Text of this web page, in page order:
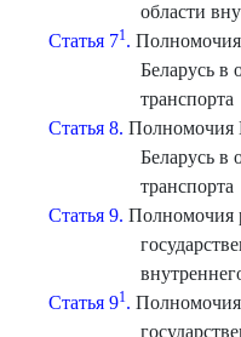
области
Статья 71.
Беларусь в
транспорта
Статья 8. Полномочия
Беларусь в
транспорта
Статья 9. Полномочия
Статья 91. Полномочия